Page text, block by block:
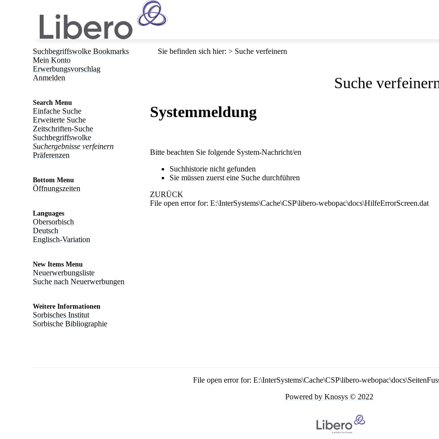
Suchbegriffswolke Bookmarks
Mein Konto
Erwerbungsvorschlag
Anmelden
Search Menu
Einfache Suche
Erweiterte Suche
Zeitschriften-Suche
Suchbegriffswolke
Suchergebnisse verfeinern
Präferenzen
Bottom Menu
Öffnungszeiten
Languages
Obersorbisch
Deutsch
Englisch-Variation
New Items Menu
Neuerwerbungsliste
Suche nach Neuerwerbungen
Weitere Informationen
Sorbisches Institut
Sorbische Bibliographie
Sie befinden sich hier: Suche verfeinern
Suche
Systemmeldung
Bitte beachten Sie folgende System-Nachricht/en
Suchhistorie nicht gefunden
Sie müssen zuerst eine Suche durchführen
ZURÜCK
File open error for: E:\InterSystems\Cache\CSP\libero-webopac\docs\HilfeErrorScreen.dat
File open error for: E:\InterSystems\Cache\CSP\libero-
Powered by Knosys © 2022